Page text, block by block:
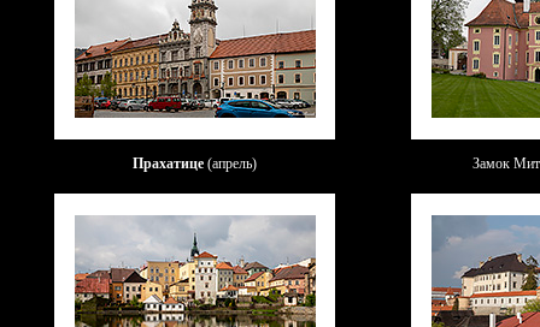
Прахатице (апрель) Замок